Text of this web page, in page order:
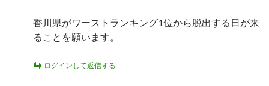
香川県がワーストランキング1位から脱出する日が来
ることを願います。
ログインして返信する